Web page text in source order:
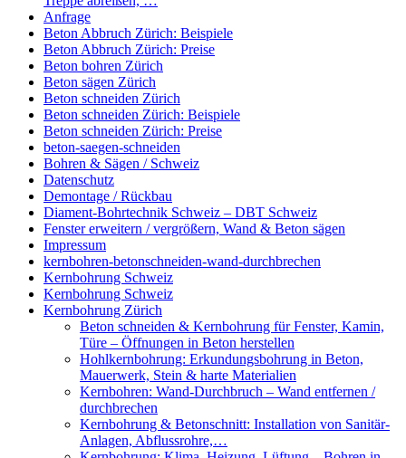
Anfrage
Beton Abbruch Zürich: Beispiele
Beton Abbruch Zürich: Preise
Beton bohren Zürich
Beton sägen Zürich
Beton schneiden Zürich
Beton schneiden Zürich: Beispiele
Beton schneiden Zürich: Preise
beton-saegen-schneiden
Bohren & Sägen / Schweiz
Datenschutz
Demontage / Rückbau
Diament-Bohrtechnik Schweiz – DBT Schweiz
Fenster erweitern / vergrößern, Wand & Beton sägen
Impressum
kernbohren-betonschneiden-wand-durchbrechen
Kernbohrung Schweiz
Kernbohrung Schweiz
Kernbohrung Zürich
Beton schneiden & Kernbohrung für Fenster, Kamin,
Türe – Öffnungen in Beton herstellen
Hohlkernbohrung: Erkundungsbohrung in Beton,
Mauerwerk, Stein & harte Materialien
Kernbohren: Wand-Durchbruch – Wand entfernen /
durchbrechen
Kernbohrung & Betonschnitt: Installation von Sanitär-
Anlagen, Abflussrohre,…